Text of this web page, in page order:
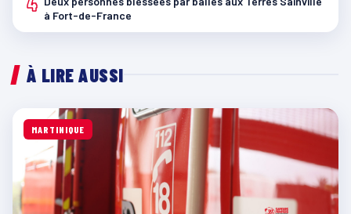
à Fort-de-France
À LIRE AUSSI
MARTINIQUE